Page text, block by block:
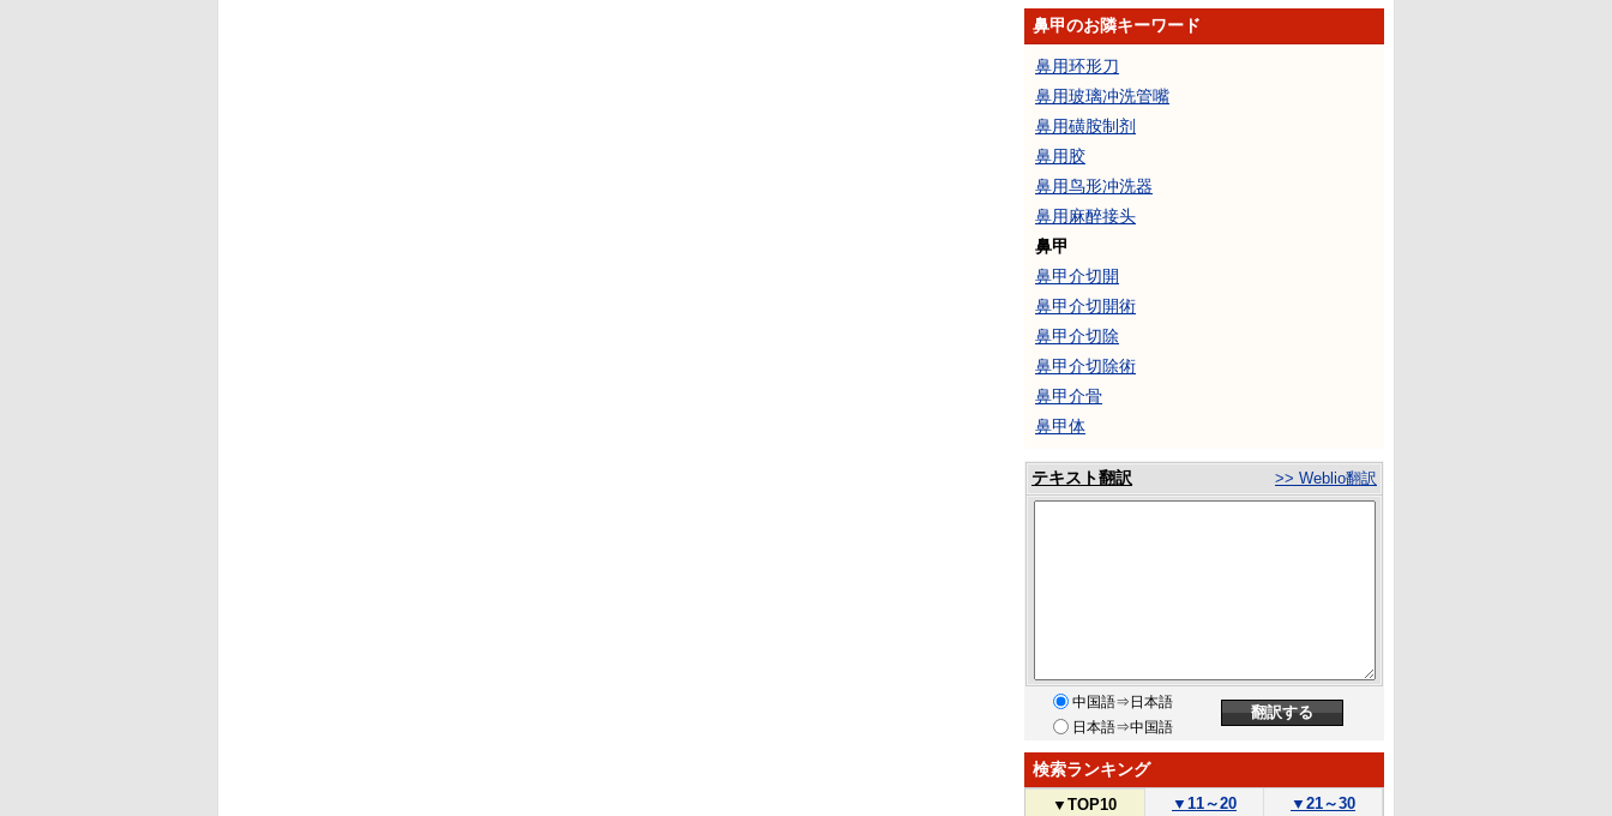
鼻甲のお隣キーワード
鼻用环形刀
鼻用玻璃冲洗管嘴
鼻用磺胺制剂
鼻用胶
鼻用鸟形冲洗器
鼻用麻醉接头
鼻甲
鼻甲介切開
鼻甲介切開術
鼻甲介切除
鼻甲介切除術
鼻甲介骨
鼻甲体
テキスト翻訳 >> Weblio翻訳
中国語⇒日本語
日本語⇒中国語
検索ランキング
▼ TOP10 ▼ 11～20 ▼ 21～30